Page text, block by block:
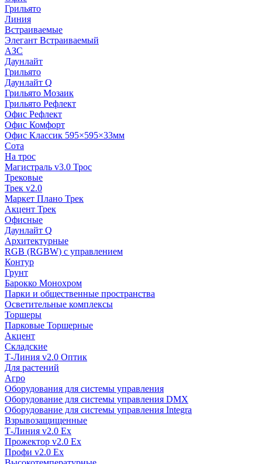
Грильято
Линия
Встраиваемые
Элегант Встраиваемый
АЗС
Даунлайт
Грильято
Даунлайт Q
Грильято Мозаик
Грильято Рефлект
Офис Рефлект
Офис Комфорт
Офис Классик 595×595×33мм
Сота
На трос
Магистраль v3.0 Трос
Трековые
Трек v2.0
Маркет Плано Трек
Акцент Трек
Офисные
Даунлайт Q
Архитектурные
RGB (RGBW) с управлением
Контур
Грунт
Барокко Монохром
Парки и общественные пространства
Осветительные комплексы
Торшеры
Парковые Торшерные
Акцент
Складские
Т-Линия v2.0 Оптик
Для растений
Агро
Оборудования для системы управления
Оборудование для системы управления DMX
Оборудование для системы управления Integra
Взрывозащищенные
Т-Линия v2.0 Ex
Прожектор v2.0 Ex
Профи v2.0 Ex